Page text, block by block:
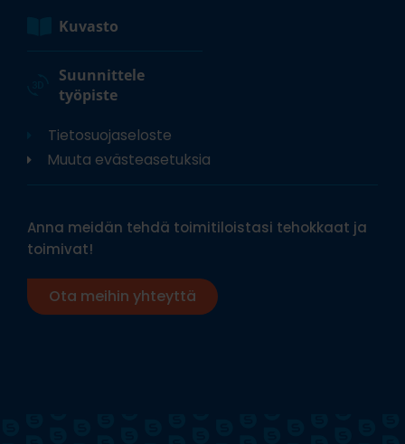
Kuvasto
Suunnittele
työpiste
Tietosuojaseloste
Muuta evästeasetuksia
Anna meidän tehdä toimitiloistasi tehokkaat ja
toimivat!
Ota meihin yhteyttä